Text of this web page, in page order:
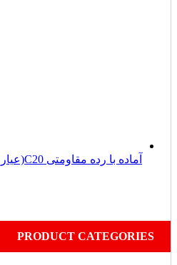
آماده با رده مقاومتی C20(عیار 320)
PRODUCT CATEGORIES